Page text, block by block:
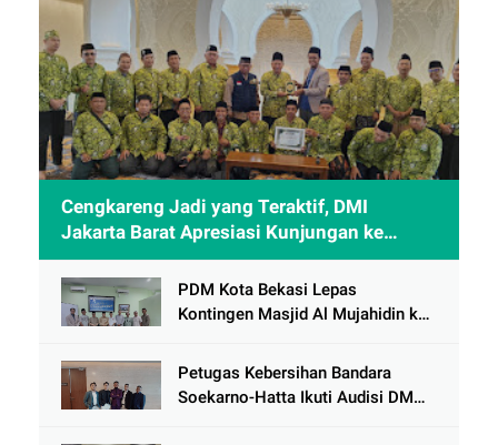
Cengkareng Jadi yang Teraktif, DMI
Jakarta Barat Apresiasi Kunjungan ke
Sheikh Zayed Solo
PDM Kota Bekasi Lepas
Kontingen Masjid Al Mujahidin ke
Petugas Kebersihan Bandara
Soekarno-Hatta Ikuti Audisi DMD